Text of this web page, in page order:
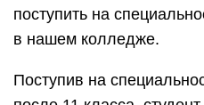
поступить на
в нашем колледже.
Поступив на